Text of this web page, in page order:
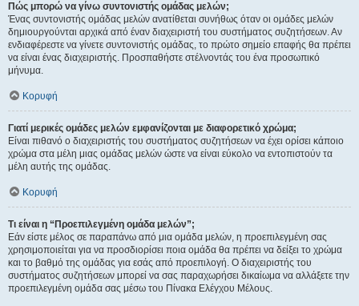
Πώς μπορώ να γίνω συντονιστής ομάδας μελών;
Ένας συντονιστής ομάδας μελών ανατίθεται συνήθως όταν οι ομάδες μελών
δημιουργούνται αρχικά από έναν διαχειριστή του συστήματος συζητήσεων. Αν
ενδιαφέρεστε να γίνετε συντονιστής ομάδας, το πρώτο σημείο επαφής θα πρέπει
να είναι ένας διαχειριστής. Προσπαθήστε στέλνοντάς του ένα προσωπικό
μήνυμα.
Κορυφή
Γιατί μερικές ομάδες μελών εμφανίζονται με διαφορετικό χρώμα;
Είναι πιθανό ο διαχειριστής του συστήματος συζητήσεων να έχει ορίσει κάποιο
χρώμα στα μέλη μιας ομάδας μελών ώστε να είναι εύκολο να εντοπιστούν τα
μέλη αυτής της ομάδας.
Κορυφή
Τι είναι η “Προεπιλεγμένη ομάδα μελών”;
Εάν είστε μέλος σε παραπάνω από μια ομάδα μελών, η προεπιλεγμένη σας
χρησιμοποιείται για να προσδιορίσει ποια ομάδα θα πρέπει να δείξει το χρώμα
και το βαθμό της ομάδας για εσάς από προεπιλογή. Ο διαχειριστής του
συστήματος συζητήσεων μπορεί να σας παραχωρήσει δικαίωμα να αλλάξετε την
προεπιλεγμένη ομάδα σας μέσω του Πίνακα Ελέγχου Μέλους.